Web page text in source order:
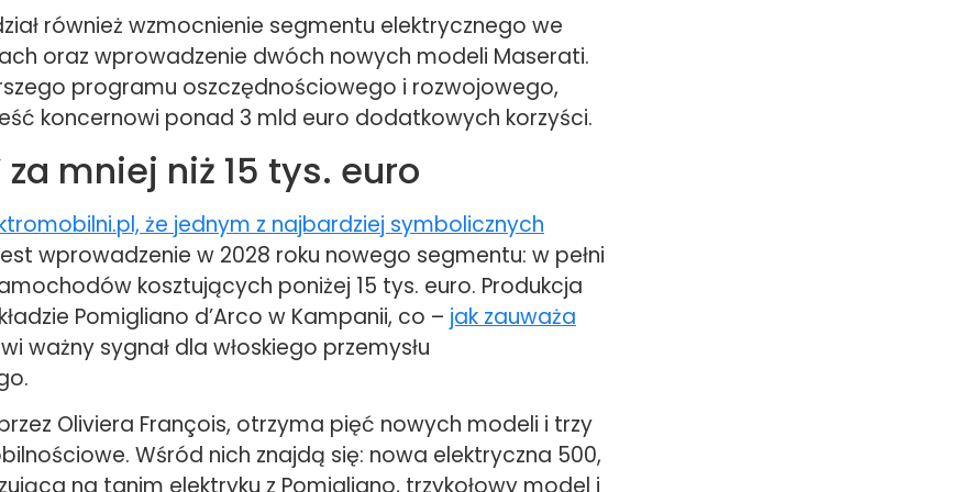
również wzmocnienie segmentu elektrycznego we
oraz wprowadzenie dwóch nowych modeli Maserati.
programu oszczędnościowego i rozwojowego,
koncernowi ponad 3 mld euro dodatkowych korzyści.
za mniej niż 15 tys. euro
że jednym z najbardziej symbolicznych
wprowadzenie w 2028 roku nowego segmentu: w pełni
kosztujących poniżej 15 tys. euro. Produkcja
Pomigliano d’Arco w Kampanii, co – jak zauważa
ważny sygnał dla włoskiego przemysłu
Oliviera François, otrzyma pięć nowych modeli i trzy
Wśród nich znajdą się: nowa elektryczna 500,